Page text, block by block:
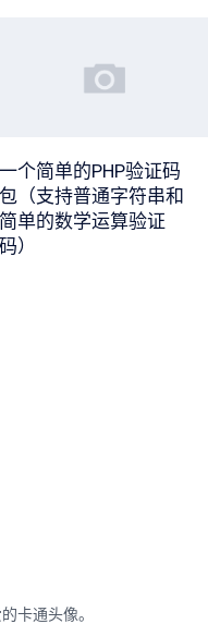
一个简单的PHP验证码
包（支持普通字符串和
简单的数学运算验证
码）
卡通头像。